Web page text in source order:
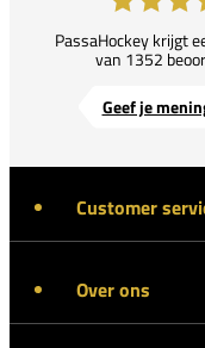
PassaHockey krijgt
van 1352
Geef je
Customer
Over ons